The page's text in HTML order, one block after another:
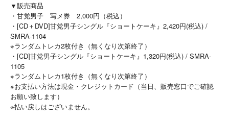
▼販売商品
・甘党男子 写メ券 2,000円（税込）
・[CD＋DVD]甘党男子シングル『ショートケーキ』2,420円(税込) /
SMRA‐1104
※ランダムトレカ2枚付き（無くなり次第終了）
・[CD]甘党男子シングル『ショートケーキ』1,320円(税込) / SMRA‐
1105
※ランダムトレカ1枚付き（無くなり次第終了）
※お支払い方法は現金・クレジットカード（当日、販売窓口でご確認
お願い致します）
※払い戻しはございません。